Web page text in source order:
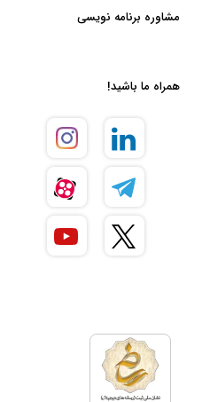
مشاوره برنامه نویسی
همراه ما باشید!